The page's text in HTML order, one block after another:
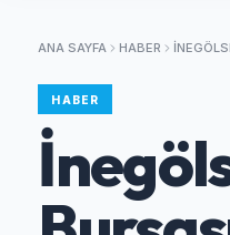
ANA SAYFA HABER
HABER